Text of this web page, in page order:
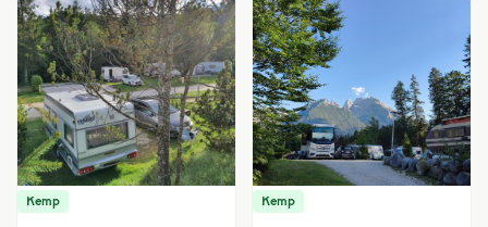
Kemp Kemp